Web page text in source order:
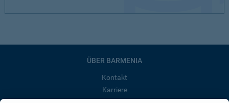
ÜBER BARMENIA
Kontakt
Karriere